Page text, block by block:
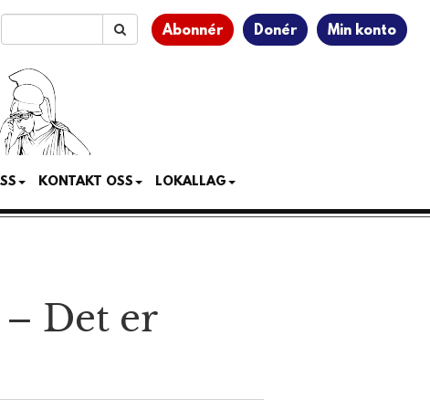
Abonnér Donér Min konto
KONTAKT OSS LOKALLAG
Det er